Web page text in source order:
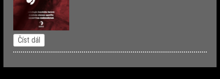
Číst dál